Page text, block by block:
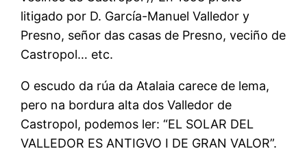
litigado por D. García-Manuel Valledor y
Presno, señor das casas de Presno, veciño de
Castropol… etc.
O escudo da rúa da Atalaia carece de lema,
pero na bordura alta dos Valledor de
Castropol, podemos ler: “EL SOLAR DEL
VALLEDOR ES ANTIGVO I DE GRAN VALOR”.